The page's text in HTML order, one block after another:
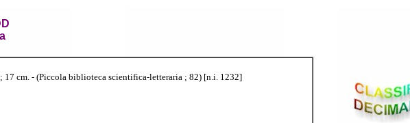
cm. - (Piccola biblioteca scientifica-letteraria ; 82) [n.i. 1232]